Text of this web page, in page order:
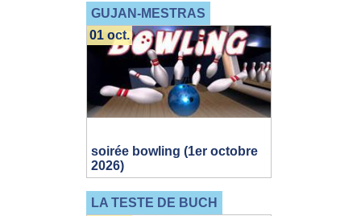
GUJAN-MESTRAS
soirée bowling (1er octobre
2026)
01 oct.
LA TESTE DE BUCH